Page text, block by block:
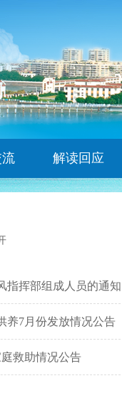
解读回应
指挥部组成人员的通知
养7月份发放情况公告
救助情况公告